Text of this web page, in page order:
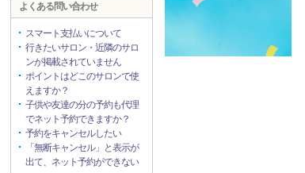
よくある問い合わせ
スマート支払いについて
行きたいサロン・近隣のサロ
ンが掲載されていません
ポイントはどこのサロンで使
えますか？
子供や友達の分の予約も代理
でネット予約できますか？
予約をキャンセルしたい
「無断キャンセル」と表示が
出て、ネット予約ができない